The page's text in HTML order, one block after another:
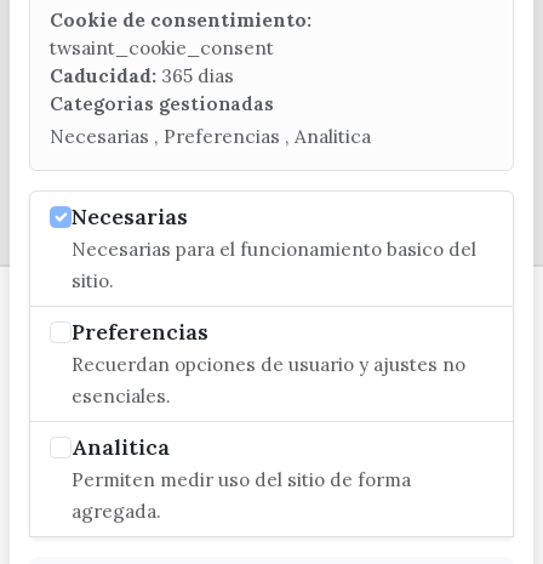
turismo@velezmalaga.es
C/ Poniente, 2. CP 29740 - Torre del Mar
© EXCMO. AYUNTAMIENTO DE VÉLEZ-MÁLAGA
Cookie de consentimiento:
twsaint_cookie_consent
Caducidad: 365 dias
Categorias gestionadas
Necesarias , Preferencias , Analitica
Necesarias
Necesarias para el funcionamiento basico del
sitio.
Preferencias
Recuerdan opciones de usuario y ajustes no
esenciales.
Analitica
Permiten medir uso del sitio de forma
agregada.